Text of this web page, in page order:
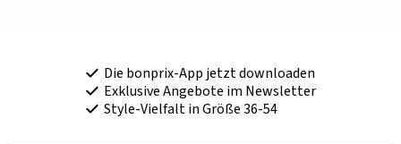
Die bonprix-App jetzt downloaden
Exklusive Angebote im Newsletter
Style-Vielfalt in Größe 36-54